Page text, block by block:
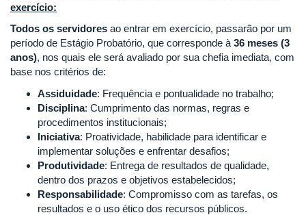
exercício:
Todos os servidores ao entrar em exercício, passarão por um
período de Estágio Probatório, que corresponde à 36 meses (3
anos), nos quais ele será avaliado por sua chefia imediata, com
base nos critérios de:
Assiduidade: Frequência e pontualidade no trabalho;
Disciplina: Cumprimento das normas, regras e
procedimentos institucionais;
Iniciativa: Proatividade, habilidade para identificar e
implementar soluções e enfrentar desafios;
Produtividade: Entrega de resultados de qualidade,
dentro dos prazos e objetivos estabelecidos;
Responsabilidade: Compromisso com as tarefas, os
resultados e o uso ético dos recursos públicos.